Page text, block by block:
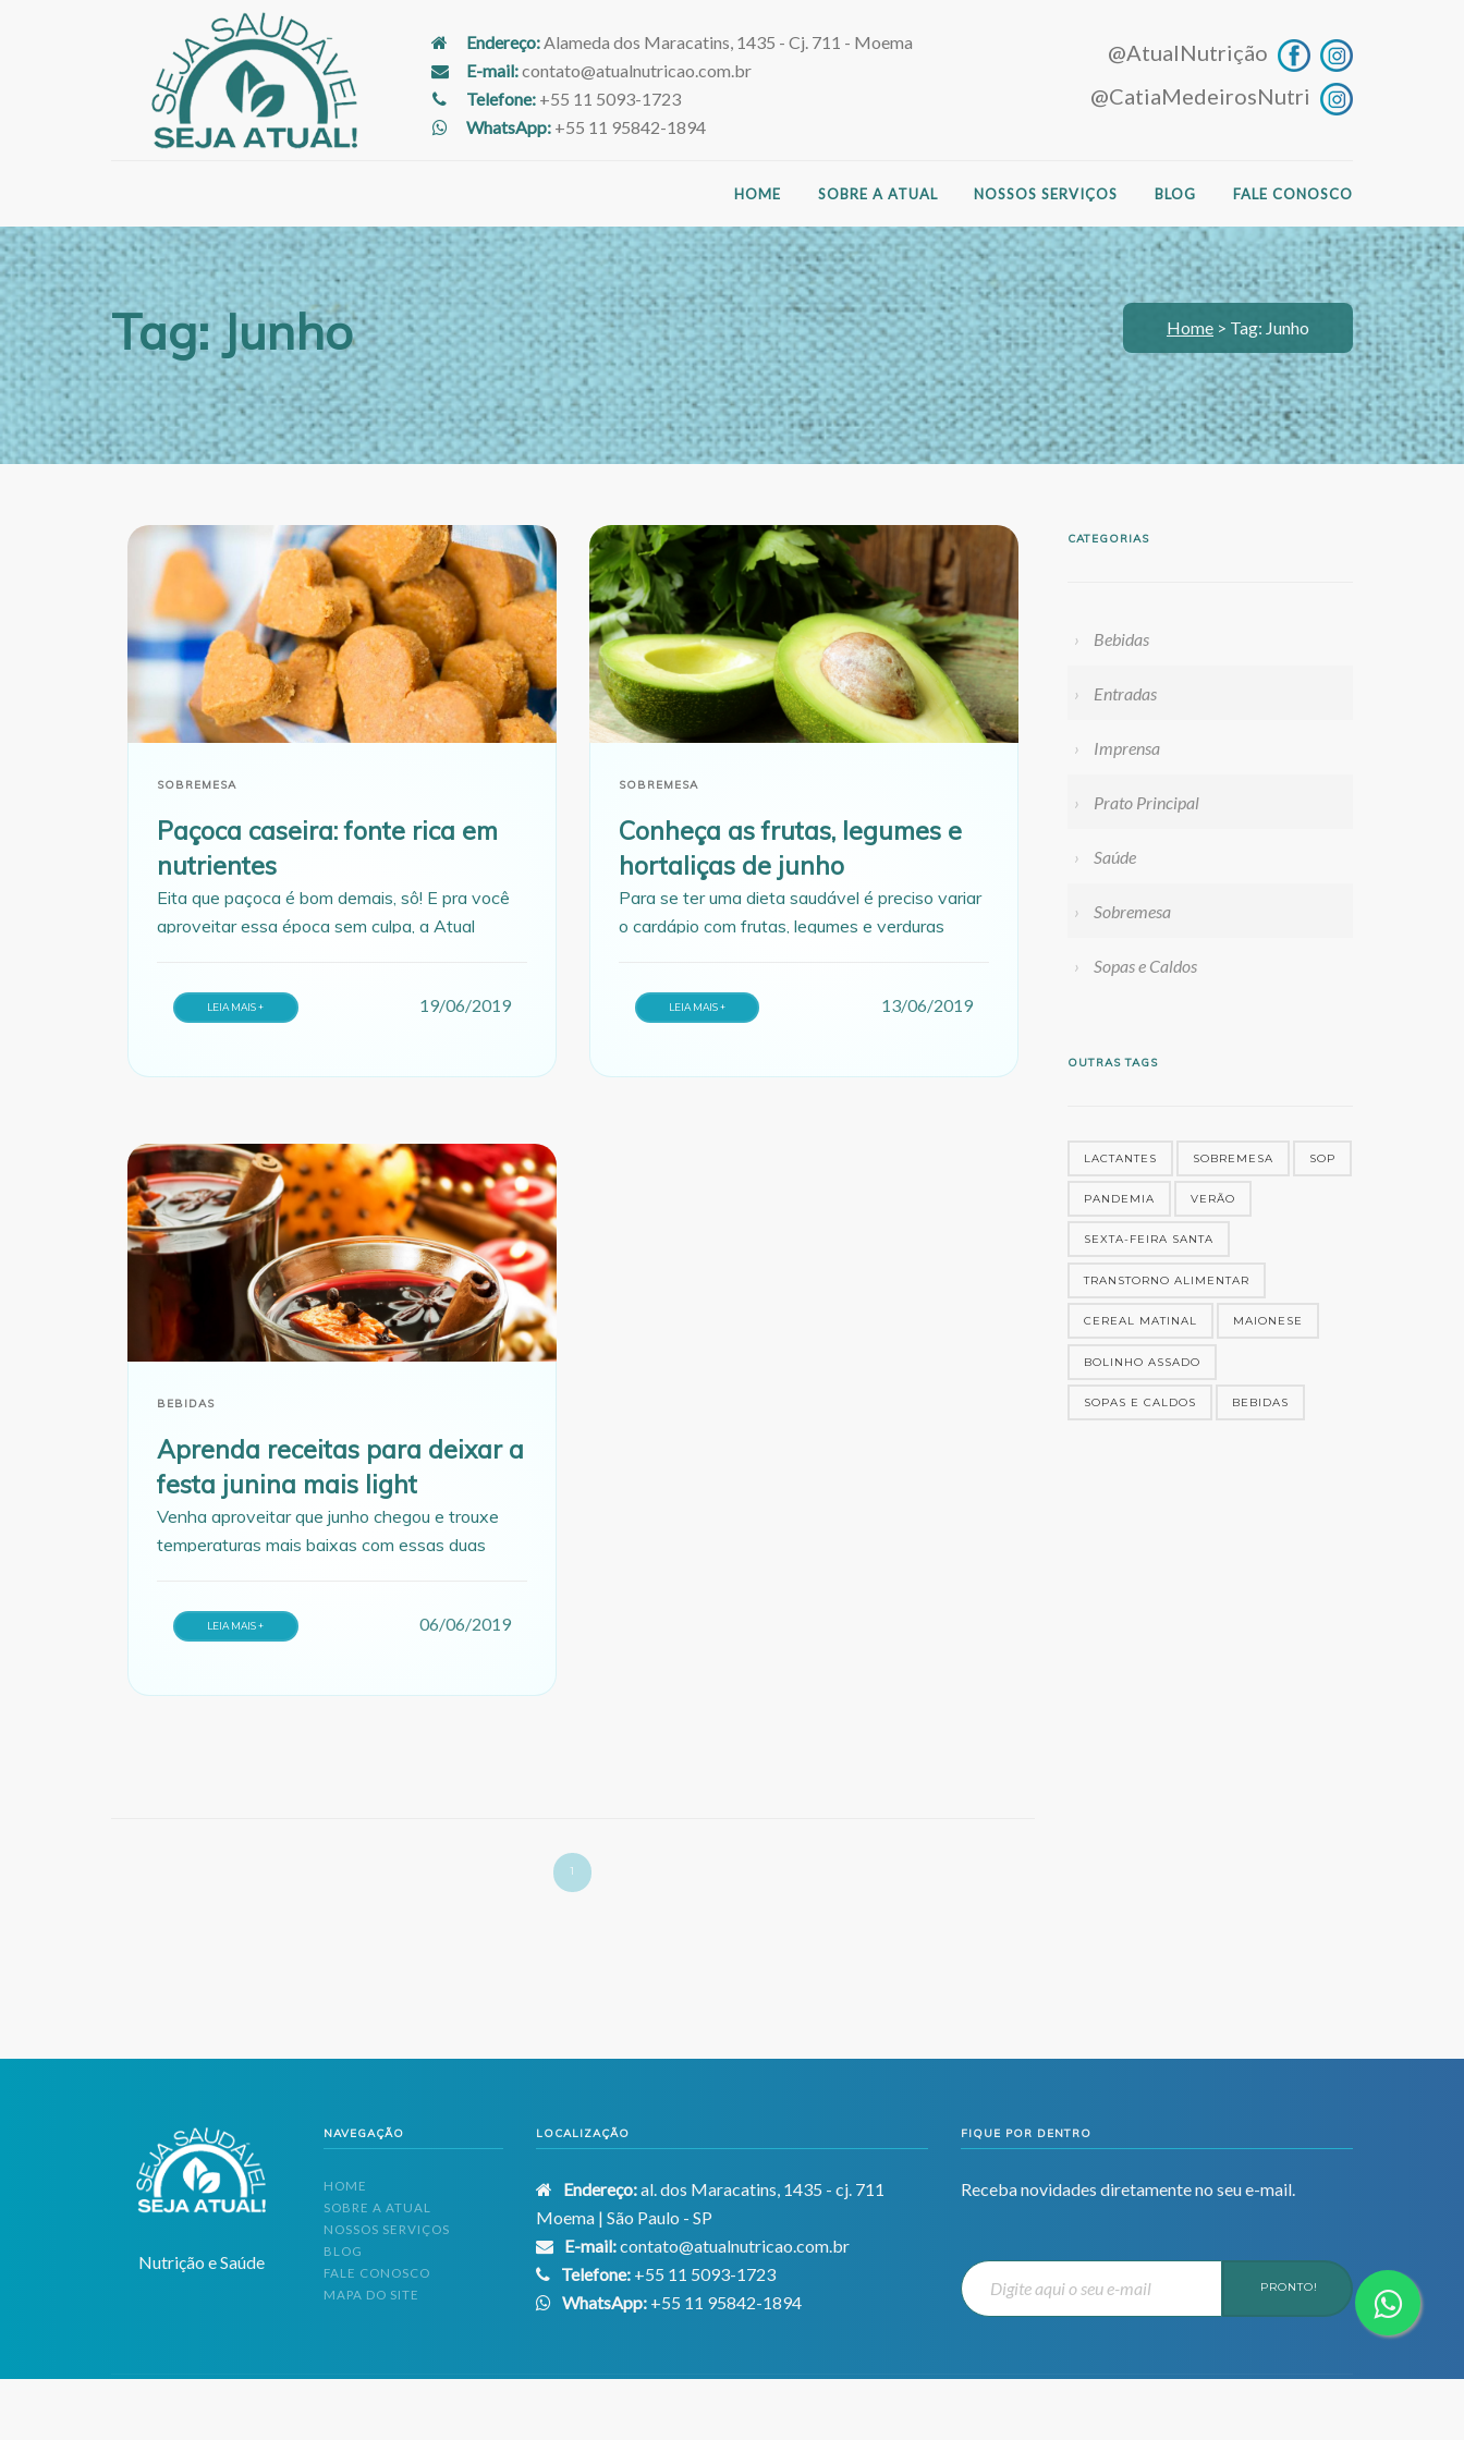
Endereço:Alameda dos Maracatins, 1435 - Cj. 711 - Moema
E-mail:contato@atualnutricao.com.br
Telefone:+55 11 5093-1723
WhatsApp:+55 11 95842-1894
@AtualNutrição
@CatiaMedeirosNutri
HOME SOBRE A ATUAL NOSSOS SERVIÇOS BLOG FALE CONOSCO
Tag: Junho Home > Tag: Junho
SOBREMESA
Paçoca caseira: fonte rica em
nutrientes
Eita que paçoca é bom demais, sô! E pra você
aproveitar essa época sem culpa, a Atual
LEIA MAIS + 19/06/2019
SOBREMESA
Conheça as frutas, legumes e
hortaliças de junho
Para se ter uma dieta saudável é preciso variar
o cardápio com frutas, legumes e verduras
LEIA MAIS + 13/06/2019
BEBIDAS
Aprenda receitas para deixar a
festa junina mais light
Venha aproveitar que junho chegou e trouxe
temperaturas mais baixas com essas duas
LEIA MAIS + 06/06/2019
1
CATEGORIAS
Bebidas
Entradas
Imprensa
Prato Principal
Saúde
Sobremesa
Sopas e Caldos
OUTRAS TAGS
LACTANTES SOBREMESA SOP
PANDEMIA VERÃO
SEXTA-FEIRA SANTA
TRANSTORNO ALIMENTAR
CEREAL MATINAL MAIONESE
BOLINHO ASSADO
SOPAS E CALDOS BEBIDAS
Nutrição e Saúde
NAVEGAÇÃO
HOME
SOBRE A ATUAL
NOSSOS SERVIÇOS
BLOG
FALE CONOSCO
MAPA DO SITE
LOCALIZAÇÃO
Endereço:al. dos Maracatins, 1435 - cj. 711
Moema | São Paulo - SP
E-mail:contato@atualnutricao.com.br
Telefone: +55 11 5093-1723
WhatsApp: +55 11 95842-1894
FIQUE POR DENTRO
Receba novidades diretamente no seu e-mail.
PRONTO!